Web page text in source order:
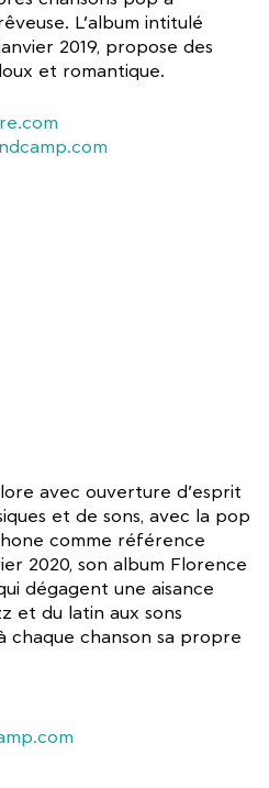
L’album intitulé
2019, propose des
et romantique.
avec ouverture d’esprit
et de sons, avec la pop
comme référence
2020, son album Florence
dégagent une aisance
et du latin aux sons
chaque chanson sa propre